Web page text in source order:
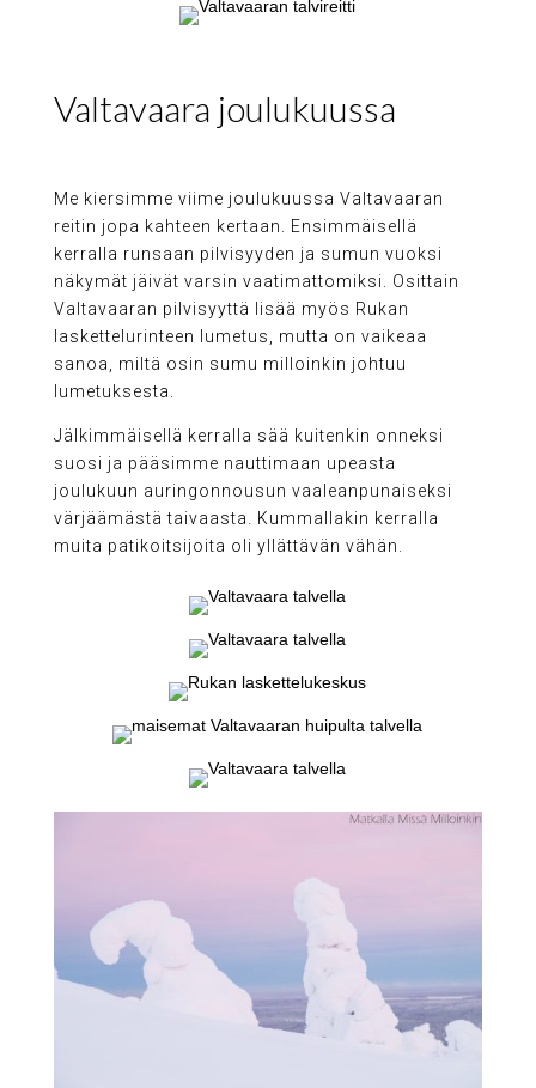
Valtavaara joulukuussa
Me kiersimme viime joulukuussa Valtavaaran
reitin jopa kahteen kertaan. Ensimmäisellä
kerralla runsaan pilvisyyden ja sumun vuoksi
näkymät jäivät varsin vaatimattomiksi. Osittain
Valtavaaran pilvisyyttä lisää myös Rukan
laskettelurinteen lumetus, mutta on vaikeaa
sanoa, miltä osin sumu milloinkin johtuu
lumetuksesta.
Jälkimmäisellä kerralla sää kuitenkin onneksi
suosi ja pääsimme nauttimaan upeasta
joulukuun auringonnousun vaaleanpunaiseksi
värjäämästä taivaasta. Kummallakin kerralla
muita patikoitsijoita oli yllättävän vähän.